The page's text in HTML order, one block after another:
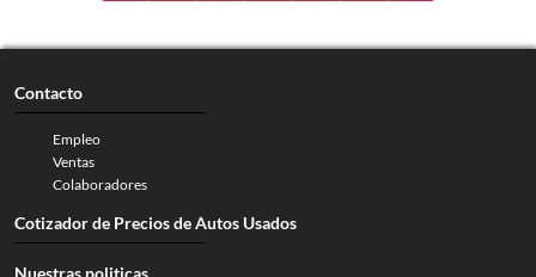
Contacto
Empleo
Ventas
Colaboradores
Cotizador de Precios de Autos Usados
Nuestras politicas